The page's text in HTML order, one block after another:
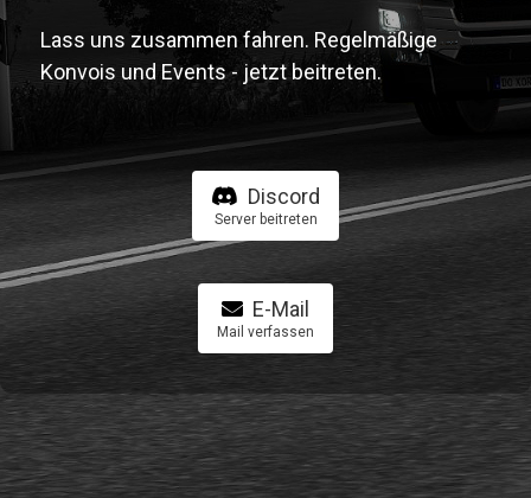
Lass uns zusammen fahren. Regelmäßige
Konvois und Events - jetzt beitreten.
Discord
Server beitreten
E-Mail
Mail verfassen